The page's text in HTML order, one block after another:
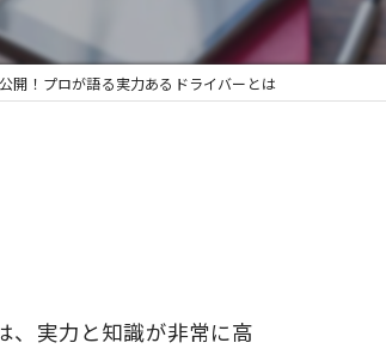
開！プロが語る実力あるドライバーとは
、実力と知識が非常に高